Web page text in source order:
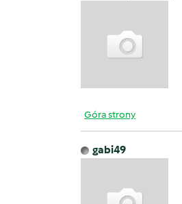
Góra strony
gabi49